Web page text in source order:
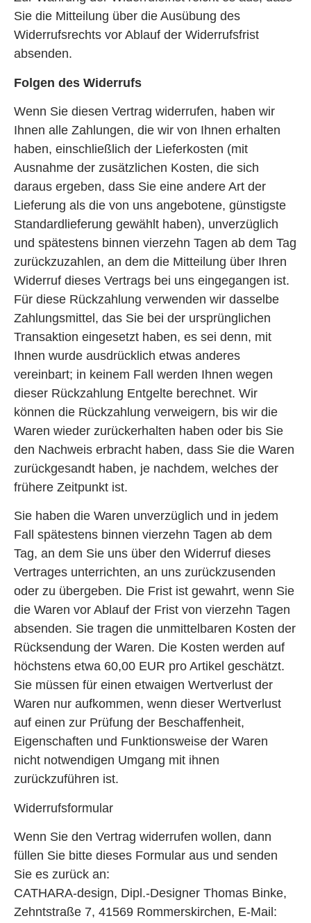
Sie die Mitteilung über die Ausübung des
Widerrufsrechts vor Ablauf der Widerrufsfrist
absenden.
Folgen des Widerrufs
Wenn Sie diesen Vertrag widerrufen, haben wir
Ihnen alle Zahlungen, die wir von Ihnen erhalten
haben, einschließlich der Lieferkosten (mit
Ausnahme der zusätzlichen Kosten, die sich
daraus ergeben, dass Sie eine andere Art der
Lieferung als die von uns angebotene, günstigste
Standardlieferung gewählt haben), unverzüglich
und spätestens binnen vierzehn Tagen ab dem Tag
zurückzuzahlen, an dem die Mitteilung über Ihren
Widerruf dieses Vertrags bei uns eingegangen ist.
Für diese Rückzahlung verwenden wir dasselbe
Zahlungsmittel, das Sie bei der ursprünglichen
Transaktion eingesetzt haben, es sei denn, mit
Ihnen wurde ausdrücklich etwas anderes
vereinbart; in keinem Fall werden Ihnen wegen
dieser Rückzahlung Entgelte berechnet. Wir
können die Rückzahlung verweigern, bis wir die
Waren wieder zurückerhalten haben oder bis Sie
den Nachweis erbracht haben, dass Sie die Waren
zurückgesandt haben, je nachdem, welches der
frühere Zeitpunkt ist.
Sie haben die Waren unverzüglich und in jedem
Fall spätestens binnen vierzehn Tagen ab dem
Tag, an dem Sie uns über den Widerruf dieses
Vertrages unterrichten, an uns zurückzusenden
oder zu übergeben. Die Frist ist gewahrt, wenn Sie
die Waren vor Ablauf der Frist von vierzehn Tagen
absenden. Sie tragen die unmittelbaren Kosten der
Rücksendung der Waren. Die Kosten werden auf
höchstens etwa 60,00 EUR pro Artikel geschätzt.
Sie müssen für einen etwaigen Wertverlust der
Waren nur aufkommen, wenn dieser Wertverlust
auf einen zur Prüfung der Beschaffenheit,
Eigenschaften und Funktionsweise der Waren
nicht notwendigen Umgang mit ihnen
zurückzuführen ist.
Widerrufsformular
Wenn Sie den Vertrag widerrufen wollen, dann
füllen Sie bitte dieses Formular aus und senden
Sie es zurück an:
CATHARA-design, Dipl.-Designer Thomas Binke,
Zehntstraße 7, 41569 Rommerskirchen, E-Mail: